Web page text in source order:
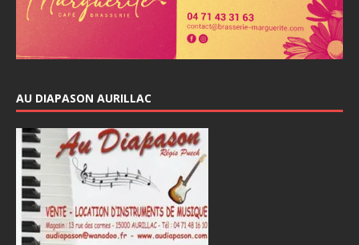
AU DIAPASON AURILLAC